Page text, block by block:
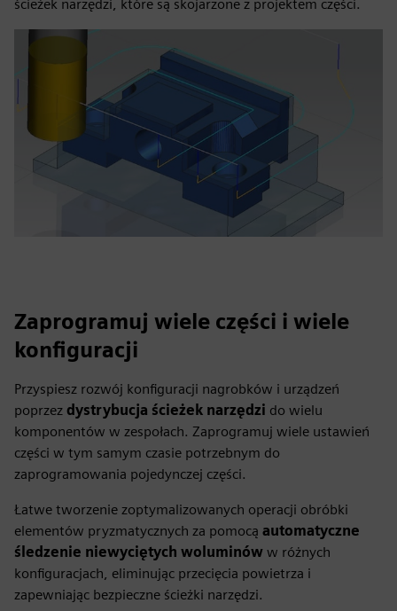
ścieżek narzędzi, które są skojarzone z projektem części.
Zaprogramuj wiele części i wiele
konfiguracji
Przyspiesz rozwój konfiguracji nagrobków i urządzeń
poprzez dystrybucja ścieżek narzędzi do wielu
komponentów w zespołach. Zaprogramuj wiele ustawień
części w tym samym czasie potrzebnym do
zaprogramowania pojedynczej części.
Łatwe tworzenie zoptymalizowanych operacji obróbki
elementów pryzmatycznych za pomocą automatyczne
śledzenie niewyciętych woluminów w różnych
konfiguracjach, eliminując przecięcia powietrza i
zapewniając bezpieczne ścieżki narzędzi.